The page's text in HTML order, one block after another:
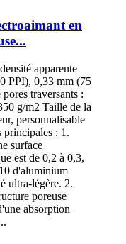
en
apparente
PPI), 0,33 mm (75
traversants :
g/m2 Taille de la
personnalisable
principales : 1.
surface
est de 0,2 à 0,3,
d'aluminium
ultra-légère. 2.
poreuse
absorption